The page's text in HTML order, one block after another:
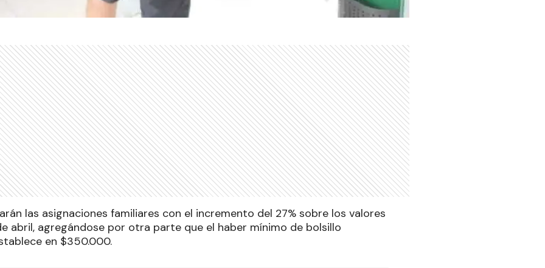
las asignaciones familiares con el incremento del 27% sobre los valores
abril, agregándose por otra parte que el haber mínimo de bolsillo
en $350.000.